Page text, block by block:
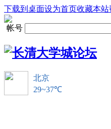
下载到桌面设为首页收藏本站
帐号